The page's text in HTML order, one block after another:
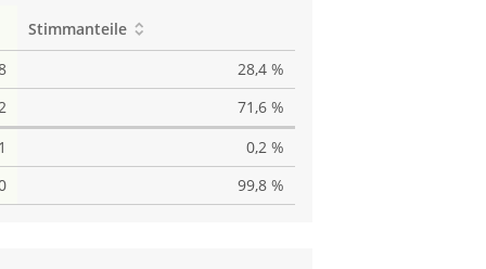
Stimmanteile
28,4 %
71,6 %
1
0,2 %
99,8 %